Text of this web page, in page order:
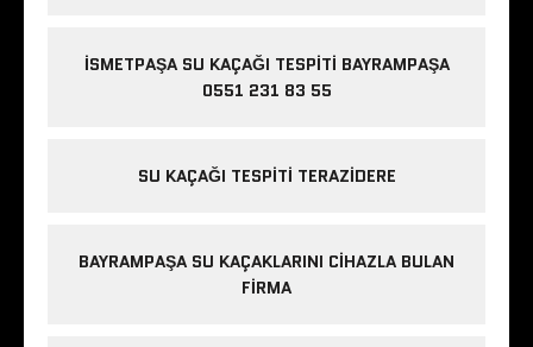
İSMETPAŞA SU KAÇAĞI TESPITI BAYRAMPAŞA
0551 231 83 55
SU KAÇAĞI TESPITI TERAZIDERE
BAYRAMPAŞA SU KAÇAKLARINI CIHAZLA BULAN
FIRMA